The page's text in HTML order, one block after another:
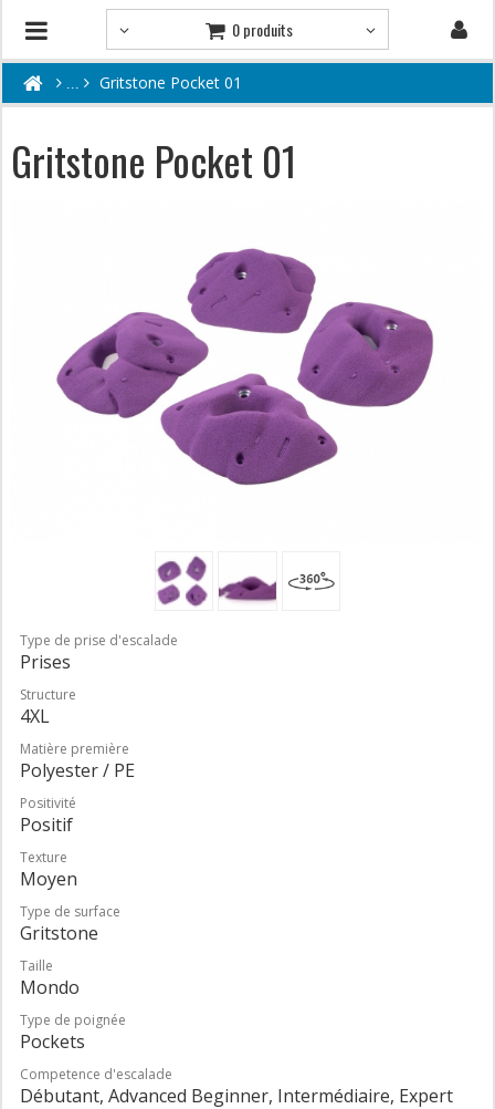
0 produits
Gritstone Pocket 01
Gritstone Pocket 01
Type de prise d'escalade
Prises
Structure
4XL
Matière première
Polyester / PE
Positivité
Positif
Texture
Moyen
Type de surface
Gritstone
Taille
Mondo
Type de poignée
Pockets
Competence d'escalade
Débutant, Advanced Beginner, Intermédiaire, Expert